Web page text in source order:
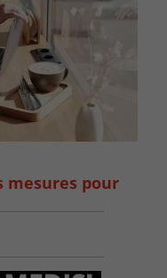
mesures pour